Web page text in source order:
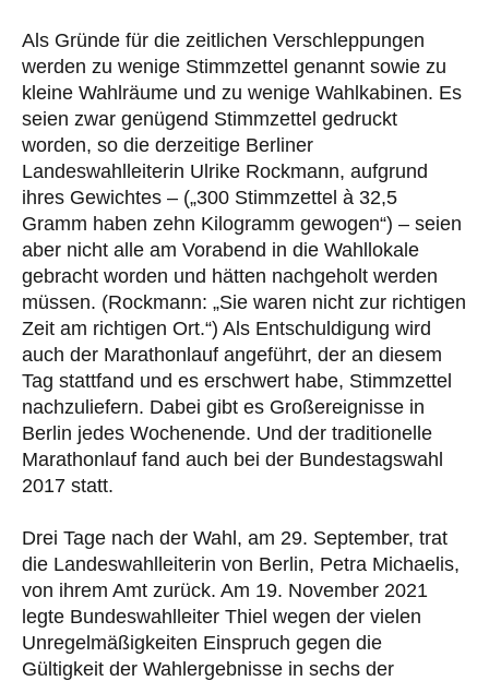
Als Gründe für die zeitlichen Verschleppungen
werden zu wenige Stimmzettel genannt sowie zu
kleine Wahlräume und zu wenige Wahlkabinen. Es
seien zwar genügend Stimmzettel gedruckt
worden, so die derzeitige Berliner
Landeswahlleiterin Ulrike Rockmann, aufgrund
ihres Gewichtes – („300 Stimmzettel à 32,5
Gramm haben zehn Kilogramm gewogen“) – seien
aber nicht alle am Vorabend in die Wahllokale
gebracht worden und hätten nachgeholt werden
müssen. (Rockmann: „Sie waren nicht zur richtigen
Zeit am richtigen Ort.“) Als Entschuldigung wird
auch der Marathonlauf angeführt, der an diesem
Tag stattfand und es erschwert habe, Stimmzettel
nachzuliefern. Dabei gibt es Großereignisse in
Berlin jedes Wochenende. Und der traditionelle
Marathonlauf fand auch bei der Bundestagswahl
2017 statt.
Drei Tage nach der Wahl, am 29. September, trat
die Landeswahlleiterin von Berlin, Petra Michaelis,
von ihrem Amt zurück. Am 19. November 2021
legte Bundeswahlleiter Thiel wegen der vielen
Unregelmäßigkeiten Einspruch gegen die
Gültigkeit der Wahlergebnisse in sechs der